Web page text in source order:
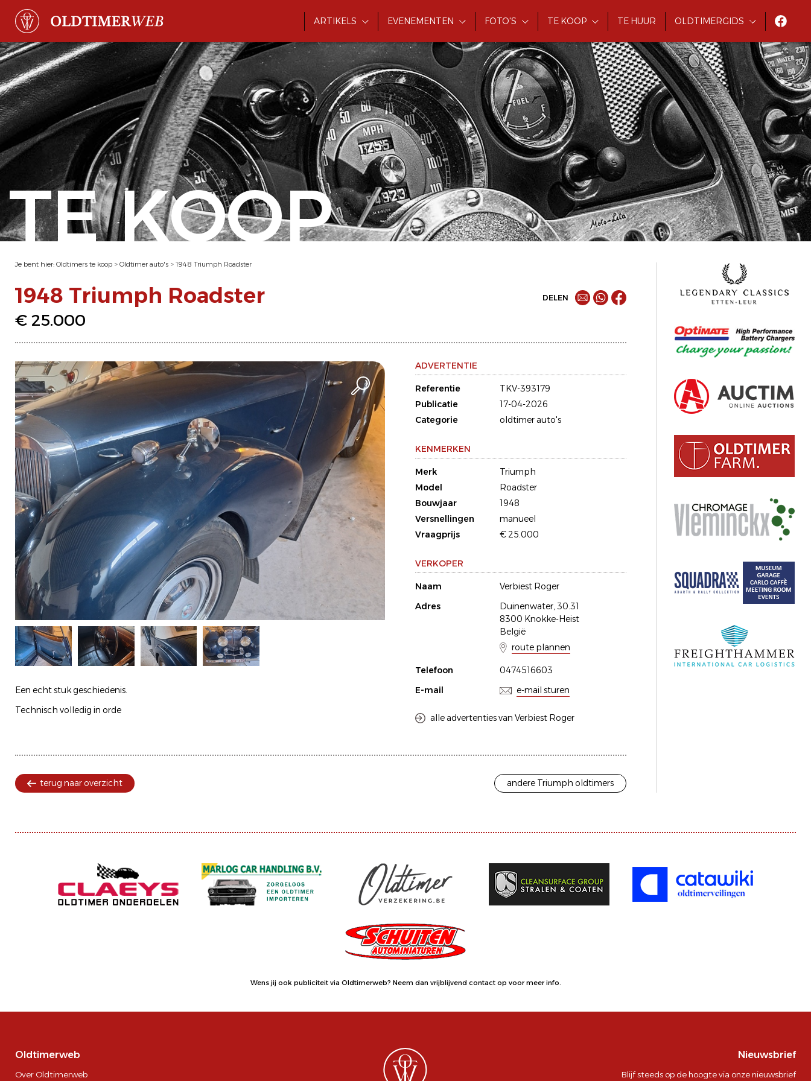
ARTIKELS EVENEMENTEN FOTO'S TE KOOP TE HUUR OLDTIMERGIDS
TE KOOP
Je bent hier: Oldtimers te koop > Oldtimer auto's > 1948 Triumph Roadster
1948 Triumph Roadster
€ 25.000
DELEN
Een echt stuk geschiedenis.
Technisch volledig in orde
ADVERTENTIE
Referentie
TKV-393179
Publicatie
17-04-2026
Categorie
oldtimer auto's
KENMERKEN
Merk
Triumph
Model
Roadster
Bouwjaar
1948
Versnellingen
manueel
Vraagprijs
€ 25.000
VERKOPER
Naam
Verbiest Roger
Adres
Duinenwater, 30.31
8300 Knokke-Heist
België
route plannen
Telefoon
0474516603
E-mail
e-mail sturen
alle advertenties van Verbiest Roger
terug naar overzicht andere Triumph oldtimers
Wens jij ook publiciteit via Oldtimerweb? Neem dan vrijblijvend contact op voor meer info.
Oldtimerweb
Over Oldtimerweb
Nieuwsbrief
Blijf steeds op de hoogte via onze nieuwsbrief